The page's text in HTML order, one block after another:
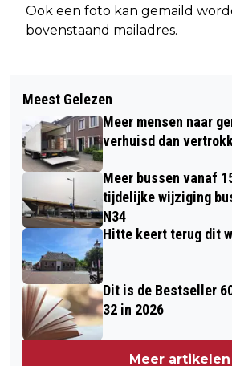
Ook een foto kan gemaild
bovenstaand mailadres.
Meest Gelezen
Meer mensen naar
verhuisd dan
Meer bussen vanaf
tijdelijke wijziging
N34
Hitte keert terug dit
Dit is de Bestseller
32 in 2026
Meer artikelen